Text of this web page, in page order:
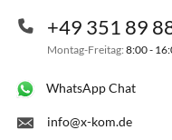
+49 351 89
Montag-Freitag: 8:00 -
WhatsApp Chat
info@x-kom.de